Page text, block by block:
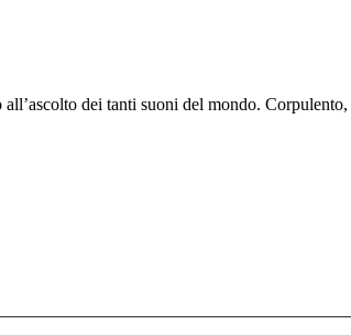
dei tanti suoni del mondo.